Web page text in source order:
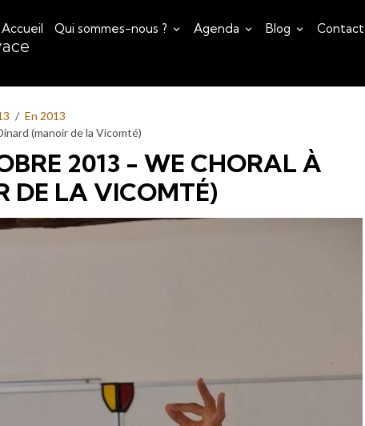
Accueil Qui sommes-nous ? Agenda Blog Contact
En 2013
(manoir de la Vicomté)
2013 - WE CHORAL À
DE LA VICOMTÉ)